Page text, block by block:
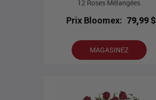
12 Roses Mélangées
Prix Bloomex: 79,99 $
MAGASINEZ